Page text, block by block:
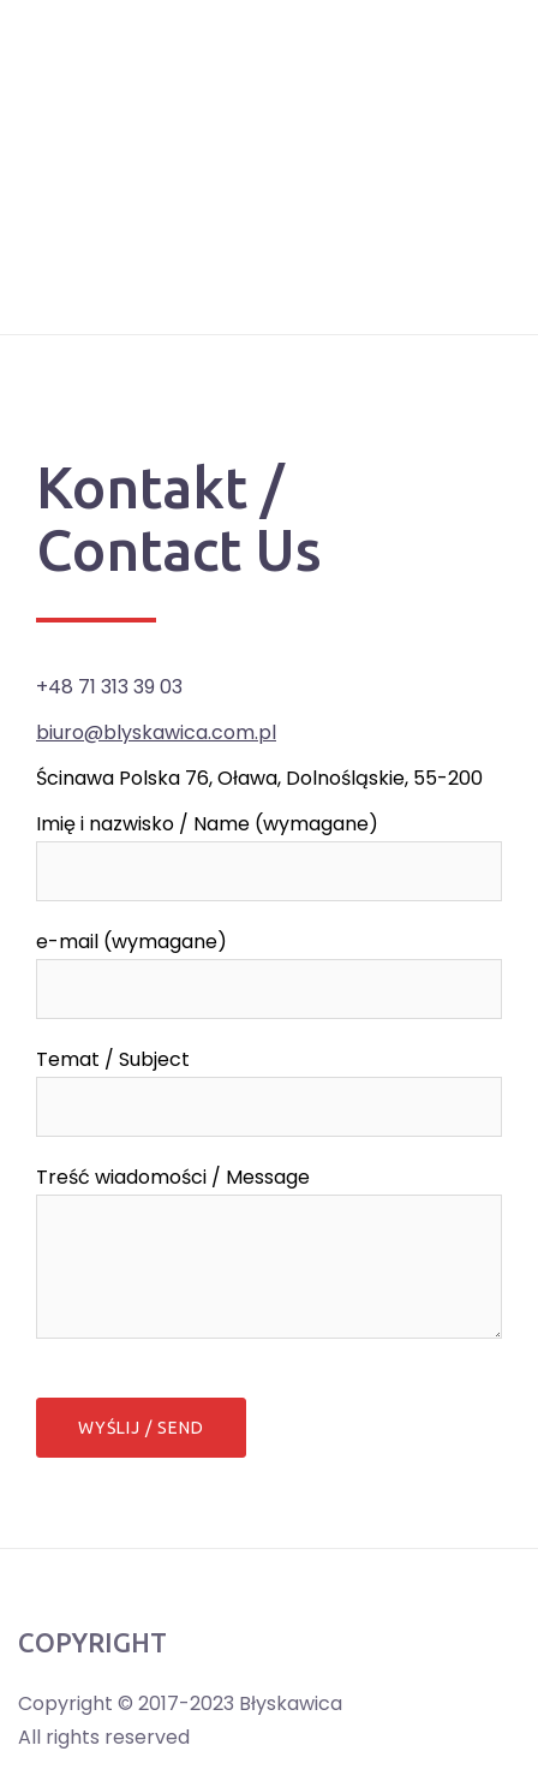
Kontakt /
Contact Us
+48 71 313 39 03
biuro@blyskawica.com.pl
Ścinawa Polska 76, Oława, Dolnośląskie, 55-200
Imię i nazwisko / Name (wymagane)
e-mail (wymagane)
Temat / Subject
Treść wiadomości / Message
COPYRIGHT
Copyright © 2017-2023 Błyskawica
All rights reserved